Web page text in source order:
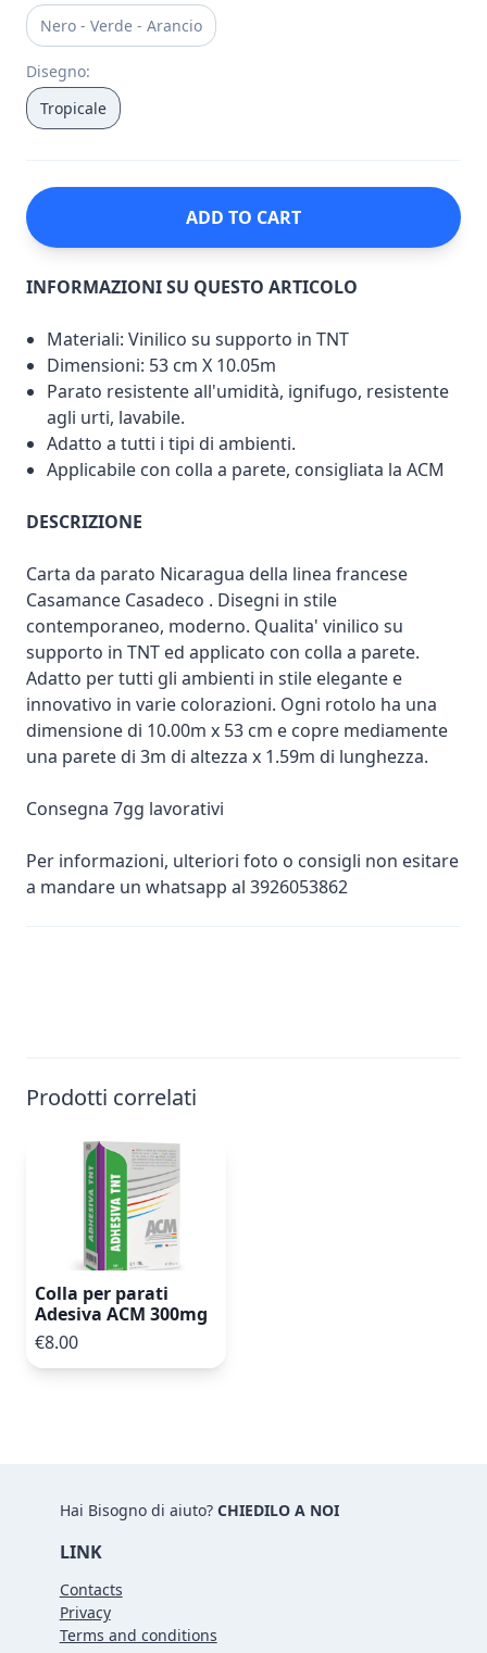
Nero - Verde - Arancio
Disegno:
Tropicale
ADD TO CART
INFORMAZIONI SU QUESTO ARTICOLO
Materiali: Vinilico su supporto in TNT
Dimensioni: 53 cm X 10.05m
Parato resistente all'umidità, ignifugo, resistente
agli urti, lavabile.
Adatto a tutti i tipi di ambienti.
Applicabile con colla a parete, consigliata la ACM
DESCRIZIONE
Carta da parato Nicaragua della linea francese
Casamance Casadeco . Disegni in stile
contemporaneo, moderno. Qualita' vinilico su
supporto in TNT ed applicato con colla a parete.
Adatto per tutti gli ambienti in stile elegante e
innovativo in varie colorazioni. Ogni rotolo ha una
dimensione di 10.00m x 53 cm e copre mediamente
una parete di 3m di altezza x 1.59m di lunghezza.
Consegna 7gg lavorativi
Per informazioni, ulteriori foto o consigli non esitare
a mandare un whatsapp al 3926053862
Prodotti correlati
Colla per parati
Adesiva ACM 300mg
€8.00
Hai Bisogno di aiuto? CHIEDILO A NOI
LINK
Contacts
Privacy
Terms and conditions